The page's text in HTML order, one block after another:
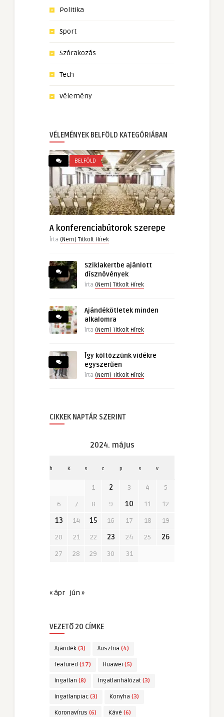
Politika
Sport
Szórakozás
Tech
Vélemény
VÉLEMÉNYEK BELFÖLD KATEGÓRIÁBAN
BELFÖLD
A konferenciabútorok szerepe
Írta (Nem) Titkolt Hírek
Sziklakertbe ajánlott
dísznövények
írta (Nem) Titkolt Hírek
Ajándékötletek minden
alkalomra
írta (Nem) Titkolt Hírek
Így költözzünk vidékre
egyszerűen
írta (Nem) Titkolt Hírek
CIKKEK NAPTÁR SZERINT
2024. május
h K s c p s v
1 2 3 4
5
6
7 8 9 10 11
12
13
14 15 16 17 18
19
20
21 22 23 24 25
26
27
28 29 30 31
« ápr jún »
VEZETŐ 20 CÍMKE
Ajándék (3) Ausztria (4)
featured (17) Huawei (5)
Ingatlan (8) Ingatlanhálózat (3)
Ingatlanpiac (3) Konyha (3)
Koronavírus (6) Kávé (6)